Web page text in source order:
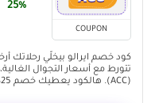
COUPON
25%
كود خصم ايرالو بيخلّي رحلاتك
تتورط مع أسعار التجوال
(ACC). هالكود يعطيك خصم 25% على أي باقة بيانات تختارها من ...